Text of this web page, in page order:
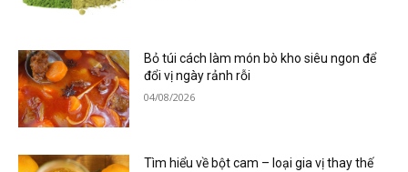
Bỏ túi cách làm món bò kho siêu ngon để
đổi vị ngày rảnh rỗi
04/08/2026
Tìm hiểu về bột cam – loại gia vị thay thế